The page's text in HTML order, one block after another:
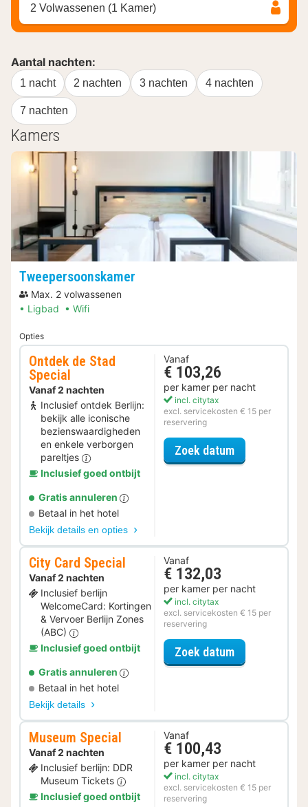
2 Volwassenen (1 Kamer)
Aantal nachten:
1 nacht 2 nachten 3 nachten 4 nachten
7 nachten
Kamers
Tweepersoonskamer
Max. 2 volwassenen
Ligbad
Wifi
Opties
Ontdek de Stad
Special
Vanaf 2 nachten
Inclusief ontdek Berlijn:
bekijk alle iconische
bezienswaardigheden
en enkele verborgen
pareltjes
Inclusief goed ontbijt
Gratis annuleren
Betaal in het hotel
Bekijk details en opties
Vanaf
€ 103,26
per kamer per nacht
incl. citytax
excl. servicekosten € 15 per
reservering
Zoek datumvoor Ontdek
City Card Special
Vanaf 2 nachten
Inclusief berlijn
WelcomeCard: Kortingen
& Vervoer Berlijn Zones
(ABC)
Inclusief goed ontbijt
Gratis annuleren
Betaal in het hotel
Bekijk details
Vanaf
€ 132,03
per kamer per nacht
incl. citytax
excl. servicekosten € 15 per
reservering
Zoek datumvoor City
Museum Special
Vanaf 2 nachten
Inclusief berlijn: DDR
Museum Tickets
Inclusief goed ontbijt
Vanaf
€ 100,43
per kamer per nacht
incl. citytax
excl. servicekosten € 15 per
reservering